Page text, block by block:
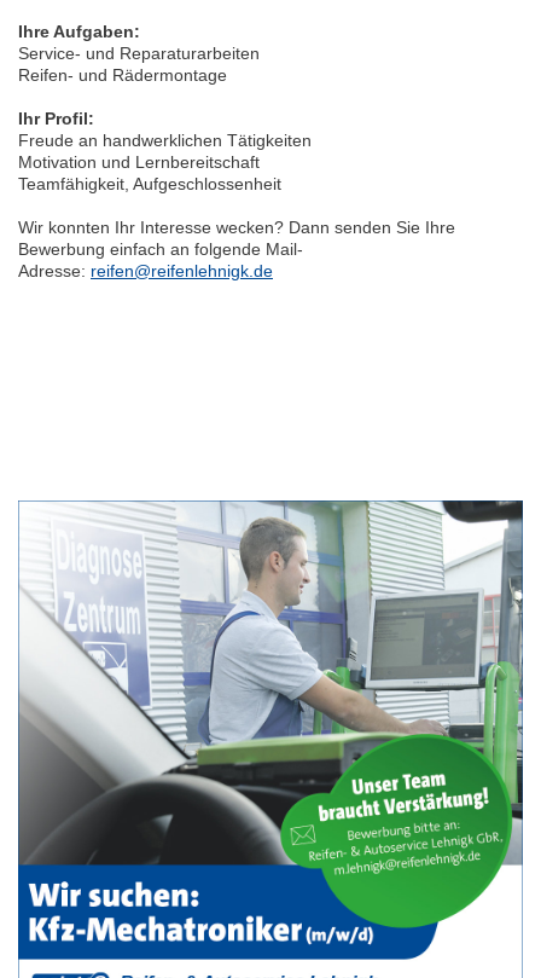
Ihre Aufgaben:
Service- und Reparaturarbeiten
Reifen- und Rädermontage
Ihr Profil:
Freude an handwerklichen Tätigkeiten
Motivation und Lernbereitschaft
Teamfähigkeit, Aufgeschlossenheit
Wir konnten Ihr Interesse wecken? Dann senden Sie Ihre
Bewerbung einfach an folgende Mail-
Adresse: reifen@reifenlehnigk.de